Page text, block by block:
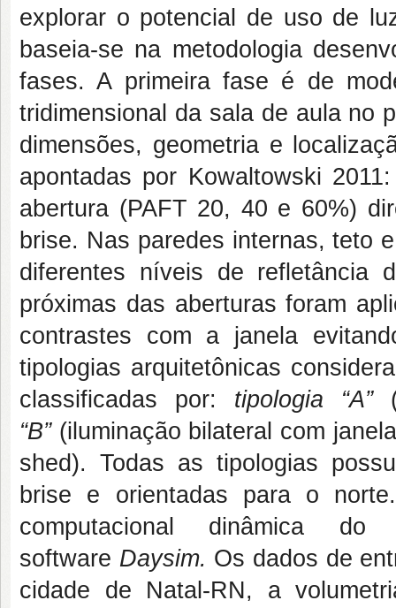
explorar o potencial de uso de
baseia-se na metodologia
fases. A primeira fase é de
tridimensional da sala de aula no
dimensões, geometria e
apontadas por Kowaltowski
abertura (PAFT 20, 40 e 60%)
brise. Nas paredes internas, teto
diferentes níveis de refletância
próximas das aberturas foram
contrastes com a janela
tipologias arquitetônicas
classificadas por: tipologia “A”
“B”(iluminação bilateral com
shed). Todas as tipologias
brise e orientadas para o
computacional dinâmica
software Daysim. Os dados de
cidade de Natal-RN, a